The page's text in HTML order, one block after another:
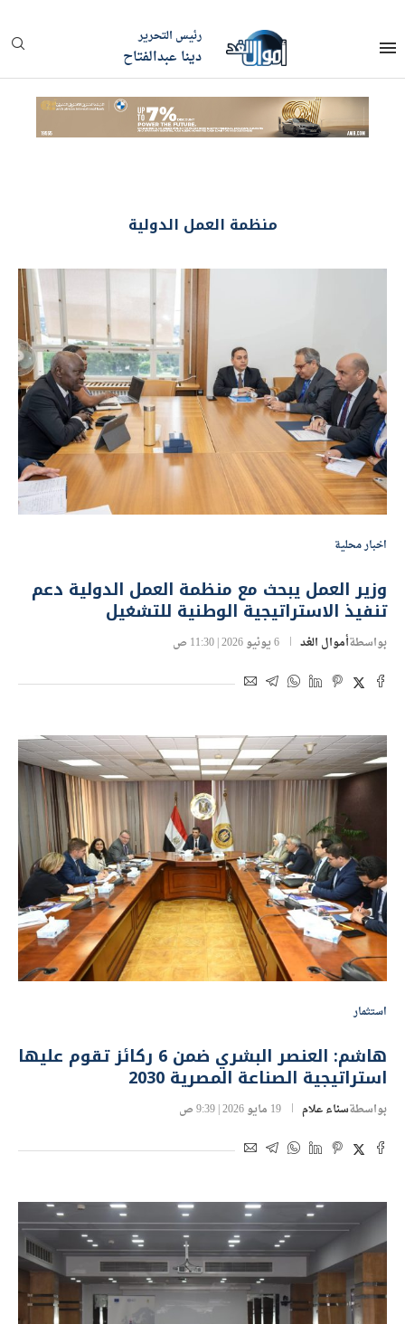
رئيس التحرير
دينا عبدالفتاح
منظمة العمل الدولية
اخبار محلية
وزير العمل يبحث مع منظمة العمل الدولية دعم
تنفيذ الاستراتيجية الوطنية للتشغيل
بواسطةأموال الغد 6 يونيو 2026 | 11:30 ص
استثمار
هاشم: العنصر البشري ضمن 6 ركائز تقوم عليها
استراتيجية الصناعة المصرية 2030
بواسطةسناء علام 19 مايو 2026 | 9:39 ص